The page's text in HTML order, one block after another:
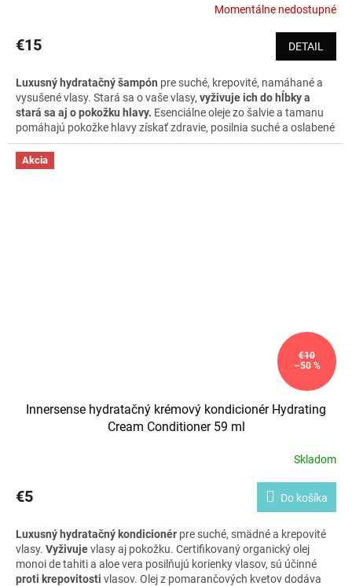
Momentálne nedostupné
€15 DETAIL
Luxusný hydratačný šampón pre suché, krepovité, namáhané a
vysušené vlasy. Stará sa o vaše vlasy, vyživuje ich do hĺbky a
stará sa aj o pokožku hlavy. Esenciálne oleje zo šalvie a tamanu
pomáhajú pokožke hlavy získať zdravie, posilnia suché a oslabené
vlasy.
Akcia
€10
–50 %
Innersense hydratačný krémový kondicionér Hydrating
Cream Conditioner 59 ml
Skladom
€5 Do košíka
Luxusný hydratačný kondicionér pre suché, smädné a krepovité
vlasy. Vyživujevlasy aj pokožku. Certifikovaný organický olej
monoi de tahiti a aloe vera posilňujú korienky vlasov, sú účinné
proti krepovitosti vlasov. Olej z pomarančových kvetov dodáva